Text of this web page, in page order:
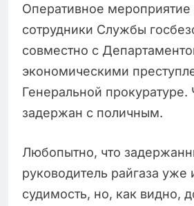
Оперативное мероприятие
сотрудники Службы
совместно с
экономическими
Генеральной
задержан с поличным.
Любопытно, что
руководитель райгаза уже
судимость, но, как видно,